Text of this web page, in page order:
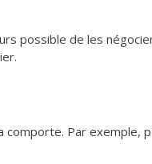
possible de les
Par exemple,